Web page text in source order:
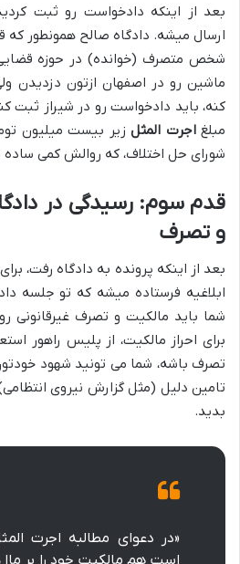
بعد از اینکه دادخواست رو ثبت
ارسال میشه. دادگاه صالح همونطور که
شخص متصرف (خوانده) در حوزه قضایی
ماشین رو در اصفهان ازتون دزدیدن
کنه، باید دادخواست رو در شیراز ثبت
مبلغاجرت المثل زیر بیست میلیون
شورای حل اختلاف، که روالش کمی ساده
قدم سوم: رسیدگی در
و تصرف
بعد از اینکه پرونده به دادگاه رفت،
ابلاغیه فرستاده میشه که تو جلسه
شما باید مالکیت و تصرف غیرقانونی
برای احراز مالکیت، از پلیس راهور
تصرف باشه، شما می تونید شهود
تامین دلیل (مثل گزارش نیروی انتظامی)
بدید.
«در دعوای مطالبه اجرت